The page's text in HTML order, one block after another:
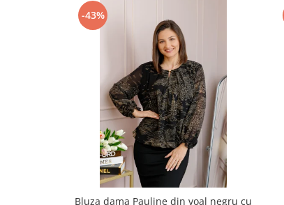
-43%
Bluza dama Pauline din voal negru cu